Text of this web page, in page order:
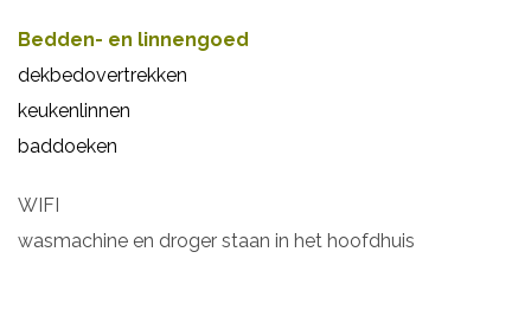
Bedden- en linnengoed
dekbedovertrekken
keukenlinnen
baddoeken
WIFI
wasmachine en droger staan in het hoofdhuis